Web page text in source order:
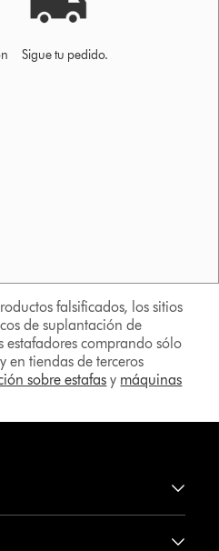
Sigue tu pedido.
falsificados, los sitios
de suplantación de
estafadores comprando sólo
en tiendas de terceros
sobre estafas y máquinas